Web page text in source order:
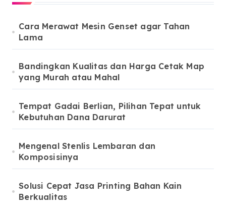
Cara Merawat Mesin Genset agar Tahan
Lama
Bandingkan Kualitas dan Harga Cetak Map
yang Murah atau Mahal
Tempat Gadai Berlian, Pilihan Tepat untuk
Kebutuhan Dana Darurat
Mengenal Stenlis Lembaran dan
Komposisinya
Solusi Cepat Jasa Printing Bahan Kain
Berkualitas